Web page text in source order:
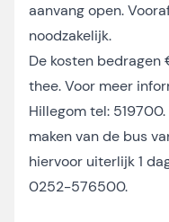
aanvang open.
noodzakelijk.
De kosten bedragen
thee. Voor meer
Hillegom tel:
maken van de bus
hiervoor uiterlijk 1
0252-576500.